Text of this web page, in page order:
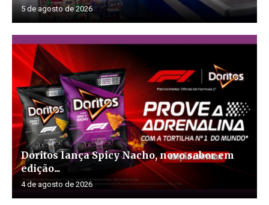
5 de agosto de 2026
Doritos lança Spicy Nacho, novo sabor em
edição...
4 de agosto de 2026